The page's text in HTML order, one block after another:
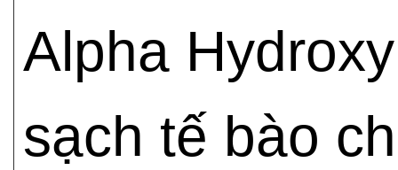
Alpha
sạch tế bào